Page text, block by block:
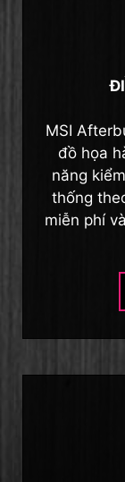
MSI
đồ họa
năng
thống
miễn phí